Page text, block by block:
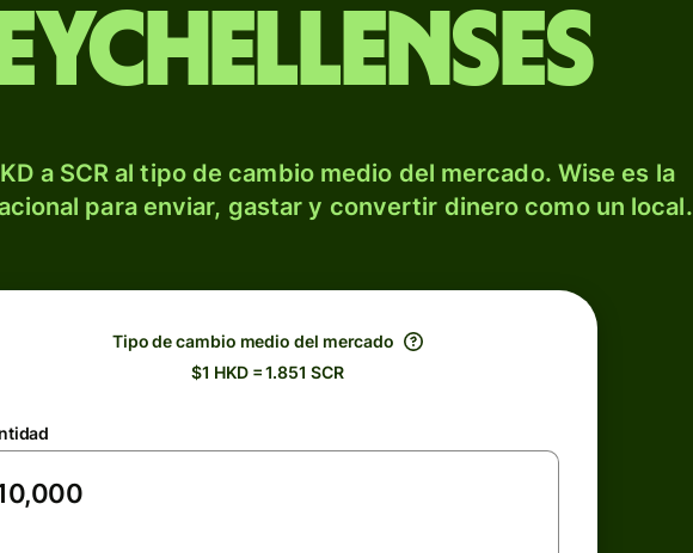
a SCR al tipo de cambio medio del mercado. Wise es la
para enviar, gastar y convertir dinero como un local.
Tipo de cambio medio del mercado
$1 HKD = 1.851 SCR